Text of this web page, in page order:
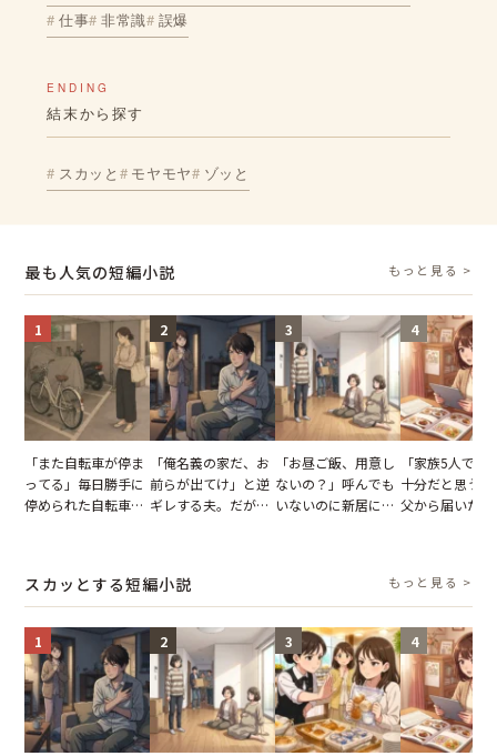
仕事 非常識 誤爆
ENDING
結末から探す
スカッと モヤモヤ ゾッと
最も人気の短編小説 もっと見る >
1
「また自転車が停ま
ってる」毎日勝手に
停められた自転車。
2
「俺名義の家だ、お
前らが出てけ」と逆
ギレする夫。だが、
3
「お昼ご飯、用意し
ないの？」呼んでも
いないのに新居にあ
4
「家族5人で3
十分だと思う
父から届いたご
スカッとする短編小説 もっと見る >
1 2 3 4